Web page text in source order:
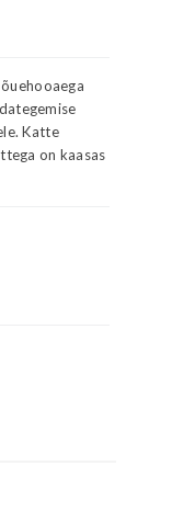
Katte
on kaasas